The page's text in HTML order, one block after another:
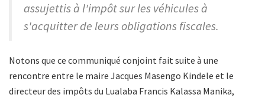
assujettis à l'impôt sur les véhicules à
s'acquitter de leurs obligations fiscales.
Notons que ce communiqué conjoint fait suite à une
rencontre entre le maire Jacques Masengo Kindele et le
directeur des impôts du Lualaba Francis Kalassa Manika,